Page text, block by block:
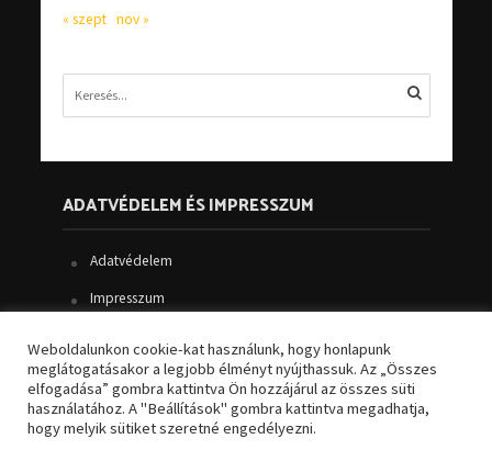
« szept nov »
ADATVÉDELEM ÉS IMPRESSZUM
Adatvédelem
Impresszum
Kezdőlap
Weboldalunkon cookie-kat használunk, hogy honlapunk
meglátogatásakor a legjobb élményt nyújthassuk. Az „Összes
elfogadása” gombra kattintva Ön hozzájárul az összes süti
használatához. A "Beállítások" gombra kattintva megadhatja,
hogy melyik sütiket szeretné engedélyezni.